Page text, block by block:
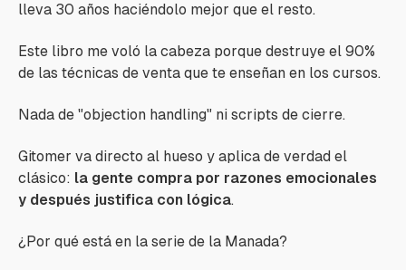
lleva 30 años haciéndolo mejor que el resto.
Este libro me voló la cabeza porque destruye el 90%
de las técnicas de venta que te enseñan en los cursos.
Nada de "objection handling" ni scripts de cierre.
Gitomer va directo al hueso y aplica de verdad el
clásico: la gente compra por razones emocionales
y después justifica con lógica.
¿Por qué está en la serie de la Manada?